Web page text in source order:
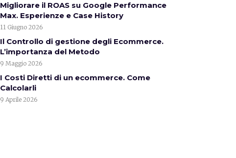
Migliorare il ROAS su Google Performance
Max. Esperienze e Case History
11 Giugno 2026
Il Controllo di gestione degli Ecommerce.
L’importanza del Metodo
9 Maggio 2026
I Costi Diretti di un ecommerce. Come
Calcolarli
9 Aprile 2026